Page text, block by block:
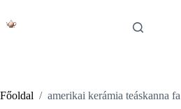
content
Főoldal / amerikai kerámia teáskanna